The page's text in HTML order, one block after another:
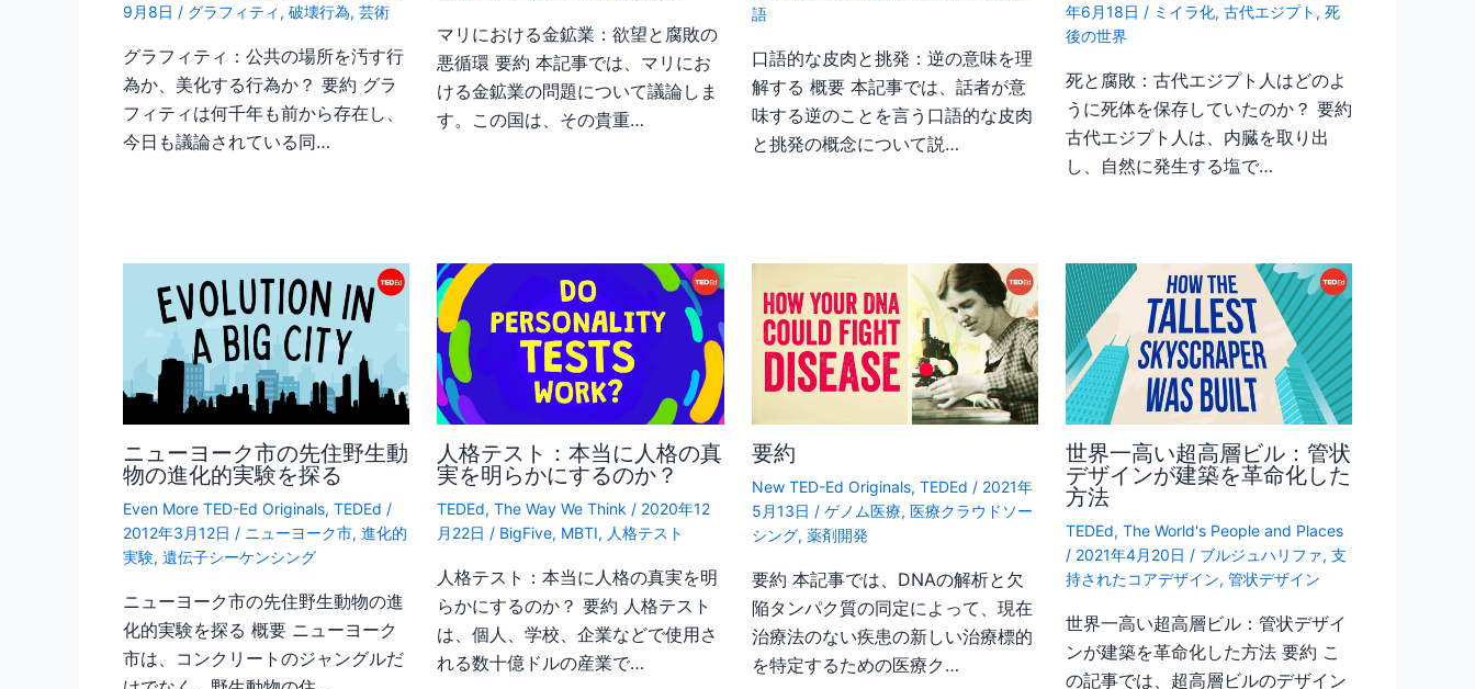
9月8日 / グラフィティ , 破壊行為, 芸術
グラフィティ：公共の場所を汚す行
為か、美化する行為か？ 要約 グラ
フィティは何千年も前から存在し、
今日も議論されている同…
マリにおける金鉱業：欲望と腐敗の
悪循環 要約 本記事では、マリにお
ける金鉱業の問題について議論しま
す。この国は、その貴重…
語
口語的な皮肉と挑発：逆の意味を理
解する 概要 本記事では、話者が意
味する逆のことを言う口語的な皮肉
と挑発の概念について説…
年6月18日 / ミイラ化, 古代エジプト , 死
後の世界
死と腐敗：古代エジプト人はどのよ
うに死体を保存していたのか？ 要約
古代エジプト人は、内臓を取り出
し、自然に発生する塩で…
ニューヨーク市の先住野生動
物の進化的実験を探る
Even More TED-Ed Originals, TEDEd /
2012年3月12日 / ニューヨーク市, 進化的
実験, 遺伝子シーケンシング
ニューヨーク市の先住野生動物の進
化的実験を探る 概要 ニューヨーク
市は、コンクリートのジャングルだ
人格テスト：本当に人格の真
実を明らかにするのか？
TEDEd,The Way We Think / 2020年12
月22日 / BigFive, MBTI, 人格テスト
人格テスト：本当に人格の真実を明
らかにするのか？ 要約 人格テスト
は、個人、学校、企業などで使用さ
れる数十億ドルの産業で…
要約
New TED-Ed Originals, TEDEd / 2021年
5月13日 / ゲノム医療, 医療クラウドソー
シング, 薬剤開発
要約 本記事では、DNAの解析と欠
陥タンパク質の同定によって、現在
治療法のない疾患の新しい治療標的
を特定するための医療ク…
世界一高い超高層ビル：管状
デザインが建築を革命化した
方法
TEDEd, The World's People and Places
/ 2021年4月20日 / ブルジュハリファ, 支
持されたコアデザイン, 管状デザイン
世界一高い超高層ビル：管状デザイ
ンが建築を革命化した方法 要約 こ
の記事では、超高層ビルのデザイン